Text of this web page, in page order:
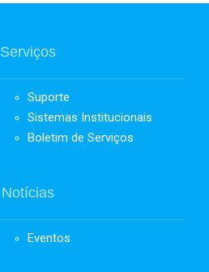
Serviços
Suporte
Sistemas Institucionais
Boletim de Serviços
Notícias
Eventos